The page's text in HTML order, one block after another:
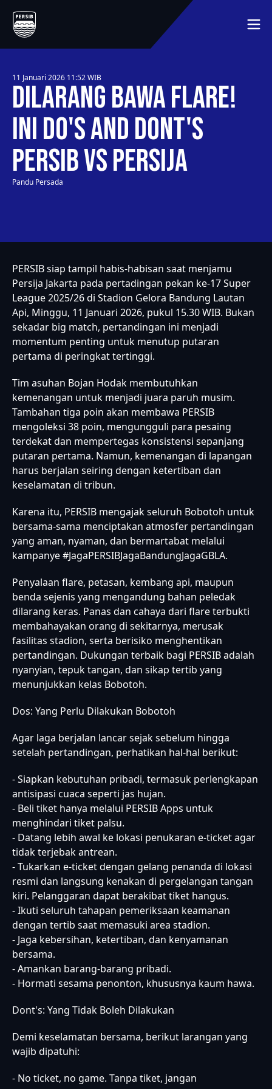
BERANDA
JADWAL
MEDIA
TENTANG KLUB
SEJARAH
PEMAIN
MITRA
KLASEMEN
LAINNYA
HUBUNGI KAMI
SYARAT DAN KETENTUAN
11 Januari 2026 11:52WIB
Dilarang Bawa Flare!
Ini Do's and Dont's
PERSIB vs Persija
Pandu Persada
PERSIB siap tampil habis-habisan saat menjamu
Persija Jakarta pada pertadingan pekan ke-17 Super
League 2025/26 di Stadion Gelora Bandung Lautan
Api, Minggu, 11 Januari 2026, pukul 15.30 WIB. Bukan
sekadar big match, pertandingan ini menjadi
momentum penting untuk menutup putaran
pertama di peringkat tertinggi.
Tim asuhan Bojan Hodak membutuhkan
kemenangan untuk menjadi juara paruh musim.
Tambahan tiga poin akan membawa PERSIB
mengoleksi 38 poin, mengungguli para pesaing
terdekat dan mempertegas konsistensi sepanjang
putaran pertama. Namun, kemenangan di lapangan
harus berjalan seiring dengan ketertiban dan
keselamatan di tribun.
Karena itu, PERSIB mengajak seluruh Bobotoh untuk
bersama-sama menciptakan atmosfer pertandingan
yang aman, nyaman, dan bermartabat melalui
kampanye #JagaPERSIBJagaBandungJagaGBLA.
Penyalaan flare, petasan, kembang api, maupun
benda sejenis yang mengandung bahan peledak
dilarang keras. Panas dan cahaya dari flare terbukti
membahayakan orang di sekitarnya, merusak
fasilitas stadion, serta berisiko menghentikan
pertandingan. Dukungan terbaik bagi PERSIB adalah
nyanyian, tepuk tangan, dan sikap tertib yang
menunjukkan kelas Bobotoh.
Dos: Yang Perlu Dilakukan Bobotoh
Agar laga berjalan lancar sejak sebelum hingga
setelah pertandingan, perhatikan hal-hal berikut:
- Siapkan kebutuhan pribadi, termasuk perlengkapan
antisipasi cuaca seperti jas hujan.
- Beli tiket hanya melalui PERSIB Apps untuk
menghindari tiket palsu.
- Datang lebih awal ke lokasi penukaran e-ticket agar
tidak terjebak antrean.
- Tukarkan e-ticket dengan gelang penanda di lokasi
resmi dan langsung kenakan di pergelangan tangan
kiri. Pelanggaran dapat berakibat tiket hangus.
- Ikuti seluruh tahapan pemeriksaan keamanan
dengan tertib saat memasuki area stadion.
- Jaga kebersihan, ketertiban, dan kenyamanan
bersama.
- Amankan barang-barang pribadi.
- Hormati sesama penonton, khususnya kaum hawa.
Dont's: Yang Tidak Boleh Dilakukan
Demi keselamatan bersama, berikut larangan yang
wajib dipatuhi:
- No ticket, no game. Tanpa tiket, jangan